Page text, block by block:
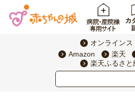
オンラインス
Amazon
楽天
楽天ふるさと